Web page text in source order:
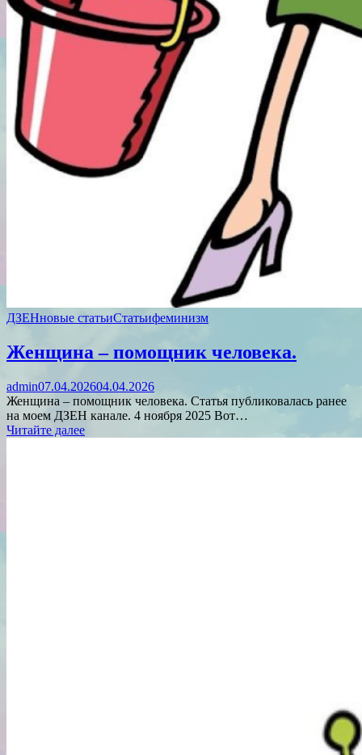
ДЗЕНновые статьиСтатьифеминизм
Женщина – помощник человека.
admin07.04.202604.04.2026
Женщина – помощник человека. Статья публиковалась ранее
на моем ДЗЕН канале. 4 ноября 2025 Вот…
Читайте далее